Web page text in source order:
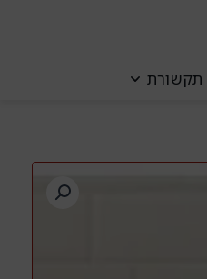
תקשורת